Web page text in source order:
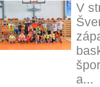
V
a...